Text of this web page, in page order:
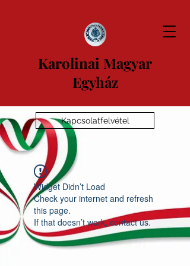
Karolinai Magyar
Egyház
Kapcsolatfelvétel
Widget Didn’t Load
Check your internet and refresh
this page.
If that doesn’t work, contact us.